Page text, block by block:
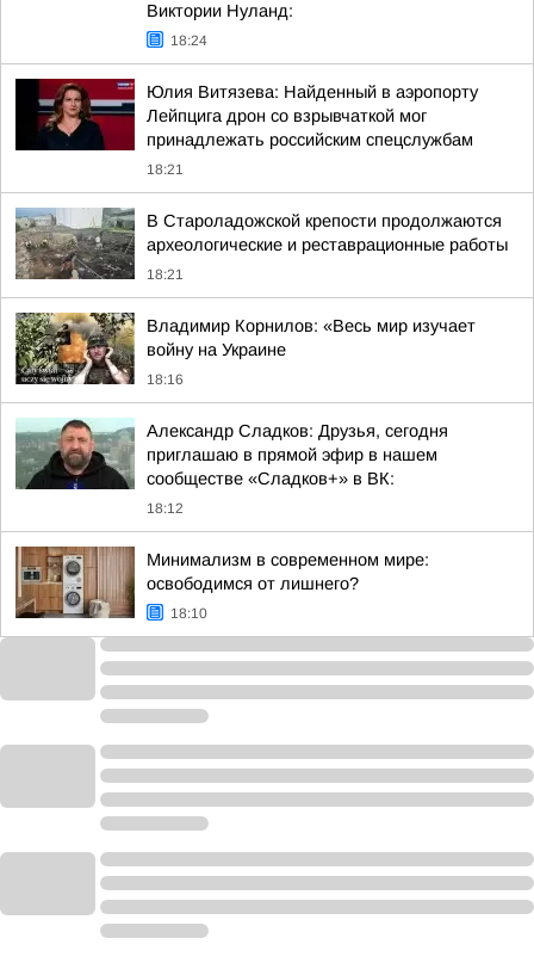
Виктории Нуланд:
18:24
Юлия Витязева: Найденный в аэропорту
Лейпцига дрон со взрывчаткой мог
принадлежать российским спецслужбам
18:21
В Староладожской крепости продолжаются
археологические и реставрационные работы
18:21
Владимир Корнилов: «Весь мир изучает
войну на Украине
18:16
Александр Сладков: Друзья, сегодня
приглашаю в прямой эфир в нашем
сообществе «Сладков+» в ВК:
18:12
Минимализм в современном мире:
освободимся от лишнего?
18:10